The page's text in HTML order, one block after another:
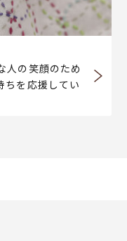
人の笑顔のため
ちを応援してい